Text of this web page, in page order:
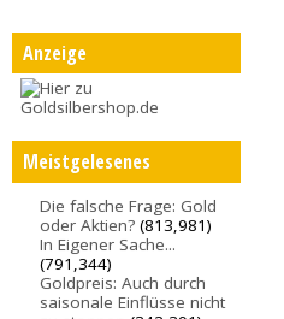
Anzeige
Meistgelesenes
Die falsche Frage: Gold
oder Aktien? (813,981)
In Eigener Sache...
(791,344)
Goldpreis: Auch durch
saisonale Einflüsse nicht